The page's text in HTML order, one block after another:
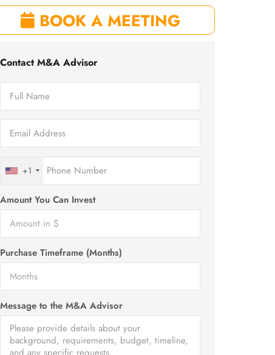
BOOK A MEETING
Contact M&A Advisor
+1
Amount You Can Invest
Purchase Timeframe (Months)
Message to the M&A Advisor